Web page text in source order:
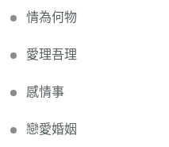
情為何物
愛理吾理
感情事
戀愛婚姻